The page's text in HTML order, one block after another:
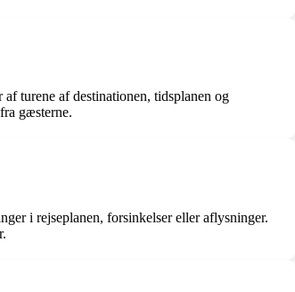
turene af destinationen, tidsplanen og
gæsterne.
i rejseplanen, forsinkelser eller aflysninger.